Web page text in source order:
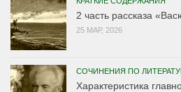
2 часть рассказа
25 МАР, 2026
СОЧИНЕНИЯ ПО
Характеристика